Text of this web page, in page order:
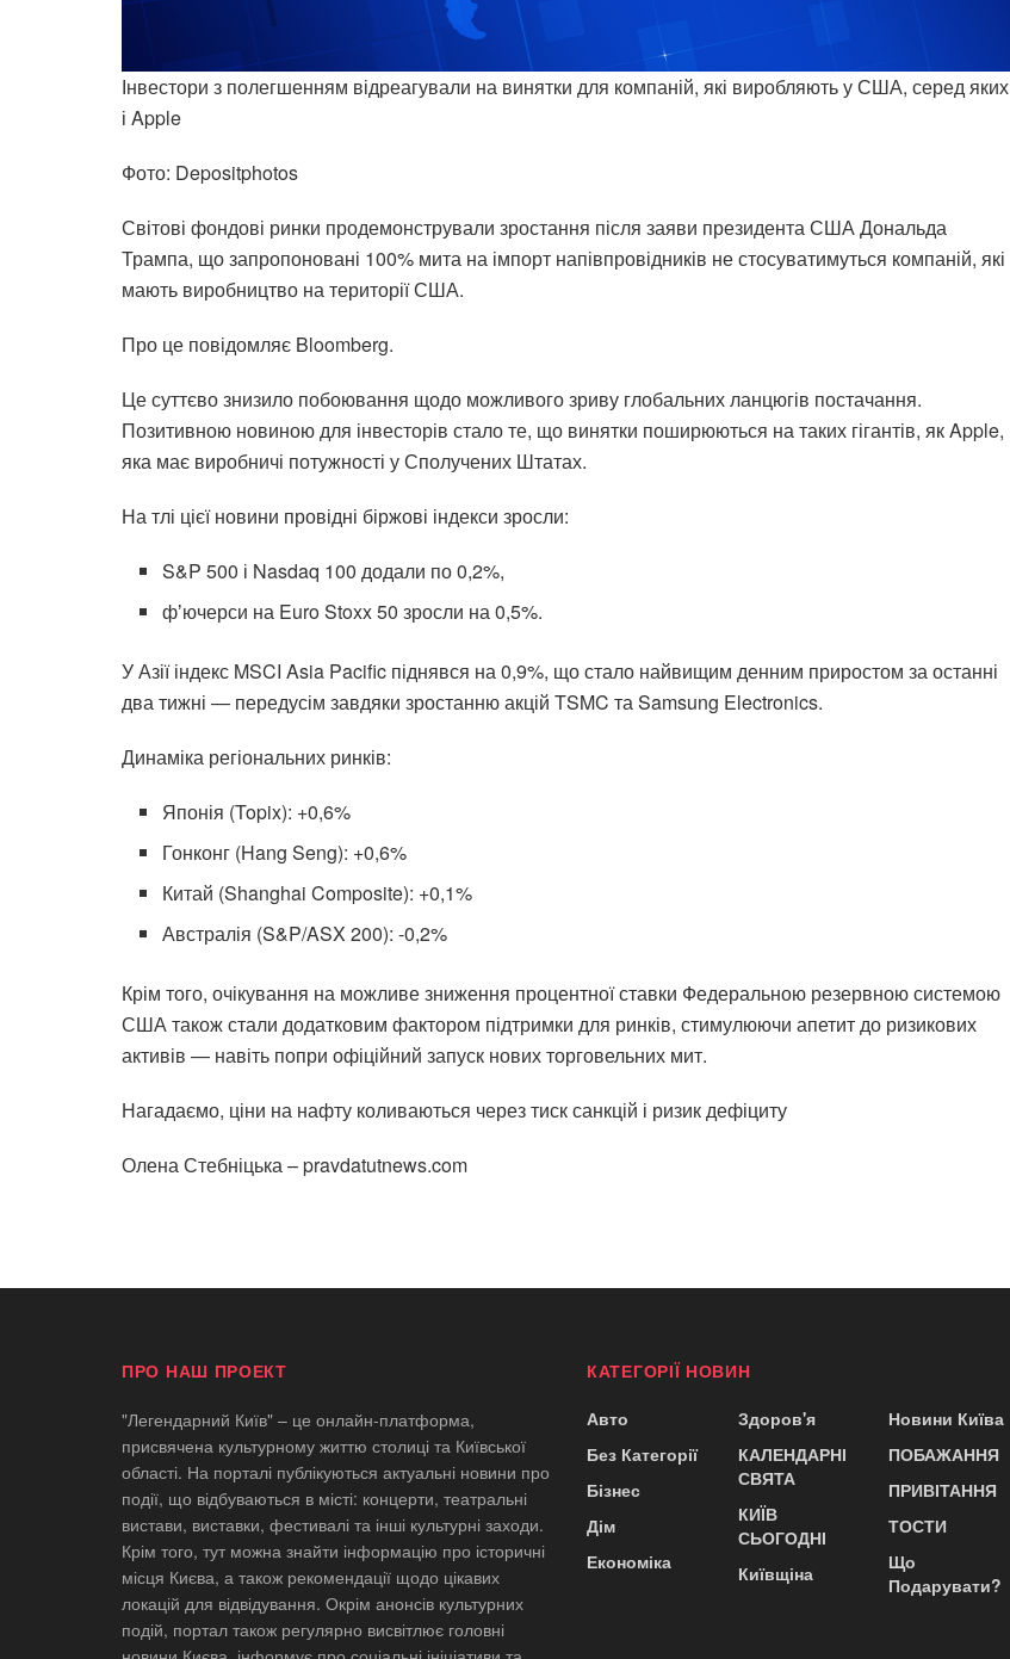
Інвестори з полегшенням відреагували на винятки для компаній, які виробляють у США, серед яких
і Apple
Фото: Depositphotos
Світові фондові ринки продемонстрували зростання після заяви президента США Дональда
Трампа, що запропоновані 100% мита на імпорт напівпровідників не стосуватимуться компаній, які
мають виробництво на території США.
Про це повідомляє Bloomberg.
Це суттєво знизило побоювання щодо можливого зриву глобальних ланцюгів постачання.
Позитивною новиною для інвесторів стало те, що винятки поширюються на таких гігантів, як Apple,
яка має виробничі потужності у Сполучених Штатах.
На тлі цієї новини провідні біржові індекси зросли:
S&P 500 і Nasdaq 100 додали по 0,2%,
фʼючерси на Euro Stoxx 50 зросли на 0,5%.
У Азії індекс MSCI Asia Pacific піднявся на 0,9%, що стало найвищим денним приростом за останні
два тижні — передусім завдяки зростанню акцій TSMC та Samsung Electronics.
Динаміка регіональних ринків:
Японія (Topix): +0,6%
Гонконг (Hang Seng): +0,6%
Китай (Shanghai Composite): +0,1%
Австралія (S&P/ASX 200): -0,2%
Крім того, очікування на можливе зниження процентної ставки Федеральною резервною системою
США також стали додатковим фактором підтримки для ринків, стимулюючи апетит до ризикових
активів — навіть попри офіційний запуск нових торговельних мит.
Нагадаємо, ціни на нафту коливаються через тиск санкцій і ризик дефіциту
Олена Стебніцька – pravdatutnews.com
ПРО НАШ ПРОЕКТ
"Легендарний Київ" – це онлайн-платформа,
присвячена культурному життю столиці та Київської
області. На порталі публікуються актуальні новини про
події, що відбуваються в місті: концерти, театральні
вистави, виставки, фестивалі та інші культурні заходи.
Крім того, тут можна знайти інформацію про історичні
місця Києва, а також рекомендації щодо цікавих
локацій для відвідування. Окрім анонсів культурних
подій, портал також регулярно висвітлює головні
КАТЕГОРІЇ НОВИН
Авто
Без Категорії
Бізнес
Дім
Економіка
Здоров'я
КАЛЕНДАРНІ
СВЯТА
КИЇВ
СЬОГОДНІ
Київщіна
Новини Київа
ПОБАЖАННЯ
ПРИВІТАННЯ
ТОСТИ
Що
Подарувати?